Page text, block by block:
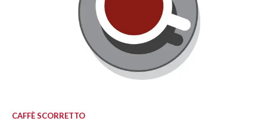
CAFFÈ SCORRETTO